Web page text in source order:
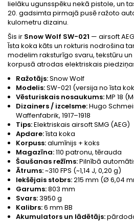
lielāku ugunsspēku nekā pistole, un
20. gadsimta pirmajā pusē ražoto
kulometru dizainu.
Šis ir Snow Wolf SW-021 — airsoft
Īsta koka kāts un rokturis nodrošina
modelim raksturīgo svaru, tekstūru
korpusā atrodas elektriskais
Ražotājs:Snow Wolf
Modelis:SW-021 (versija no īsta
Vēsturiskais nosaukums:MP 18
Dizainers / izcelsme:Hugo
Waffenfabrik, 1917–1918
Tips:Elektriskais airsoft SMG (AEG)
Apdare:īsta koka
Korpuss:alumīnijs + koks
Magazīna:110 patronu, tērauda
Šaušanas režīms:Pilnībā
Ātrums:~310 FPS (~1,14 J, 0,20 g)
Iekšējais stobrs:215 mm (Ø 6,04
Garums:803 mm
Svars:3950 g
Kalibrs:6 mm BB
Akumulators un lādētājs: